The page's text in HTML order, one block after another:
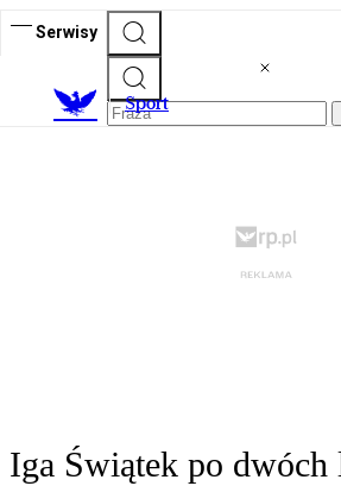
Serwisy
Sport
Iga Świątek po dwóch